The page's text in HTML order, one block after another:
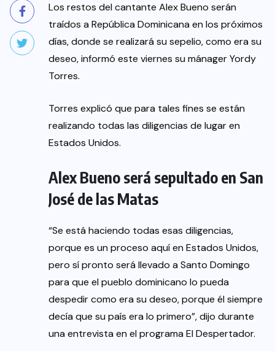
Los restos del cantante Alex Bueno serán
traídos a República Dominicana en los próximos
días, donde se realizará su sepelio, como era su
deseo, informó este viernes su mánager Yordy
Torres.
Torres explicó que para tales fines se están
realizando todas las diligencias de lugar en
Estados Unidos.
Alex Bueno será sepultado en San
José de las Matas
“Se está haciendo todas esas diligencias,
porque es un proceso aquí en Estados Unidos,
pero sí pronto será llevado a Santo Domingo
para que el pueblo dominicano lo pueda
despedir como era su deseo, porque él siempre
decía que su país era lo primero”, dijo durante
una entrevista en el programa El Despertador.